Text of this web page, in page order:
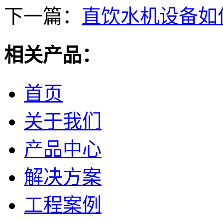
下一篇： 直饮水机设备
相关产品：
首页
关于我们
产品中心
解决方案
工程案例